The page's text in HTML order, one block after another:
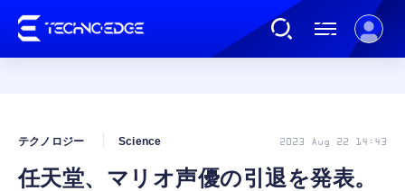
AI
任天堂、マリオ声優の引退を発表。
テクノロジー Science 2023 Aug 22 14:43